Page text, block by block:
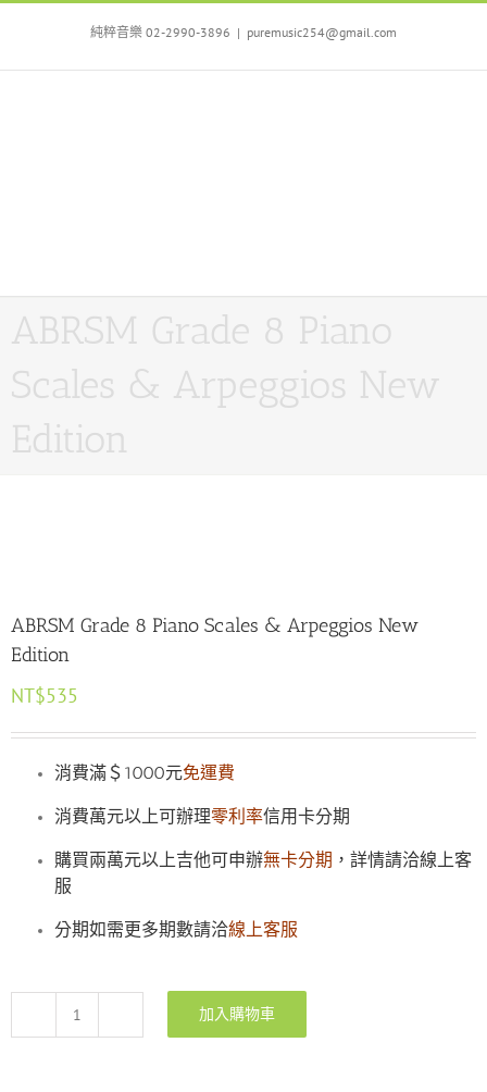
Skip
純粹音樂 02-2990-3896 | puremusic254@gmail.com
ABRSM Grade 8 Piano
Scales & Arpeggios New
Edition
ABRSM Grade 8 Piano Scales & Arpeggios New
Edition
NT$535
消費滿＄1000元免運費
消費萬元以上可辦理零利率信用卡分期
購買兩萬元以上吉他可申辦無卡分期 ，詳情請洽線上客
服
分期如需更多期數請洽線上客服
ABRSM
加入購物車